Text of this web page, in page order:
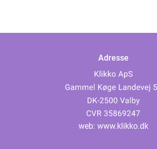
Adresse
web: www.klikko.dk